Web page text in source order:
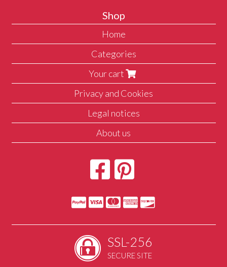
Shop
Home
Categories
Your cart
Privacy and Cookies
Legal notices
About us
SSL-256
SECURE SITE